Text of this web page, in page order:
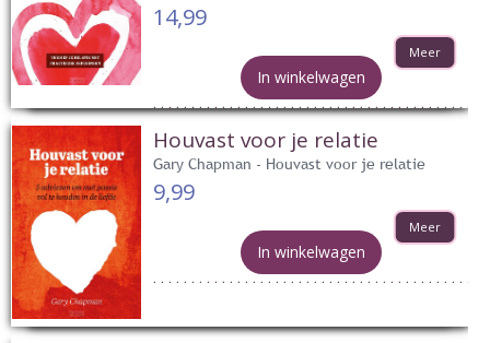
14,99
Meer
In winkelwagen
Houvast voor je relatie
Gary Chapman - Houvast voor je relatie
9,99
Meer
In winkelwagen